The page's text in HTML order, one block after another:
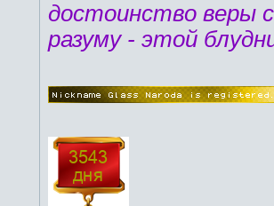
достоинство веры
разуму - этой